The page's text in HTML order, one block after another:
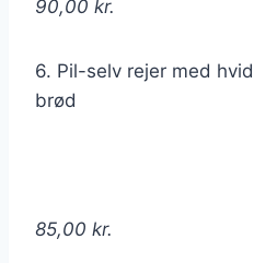
90,00 kr.
6. Pil-selv rejer med
brød
85,00 kr.